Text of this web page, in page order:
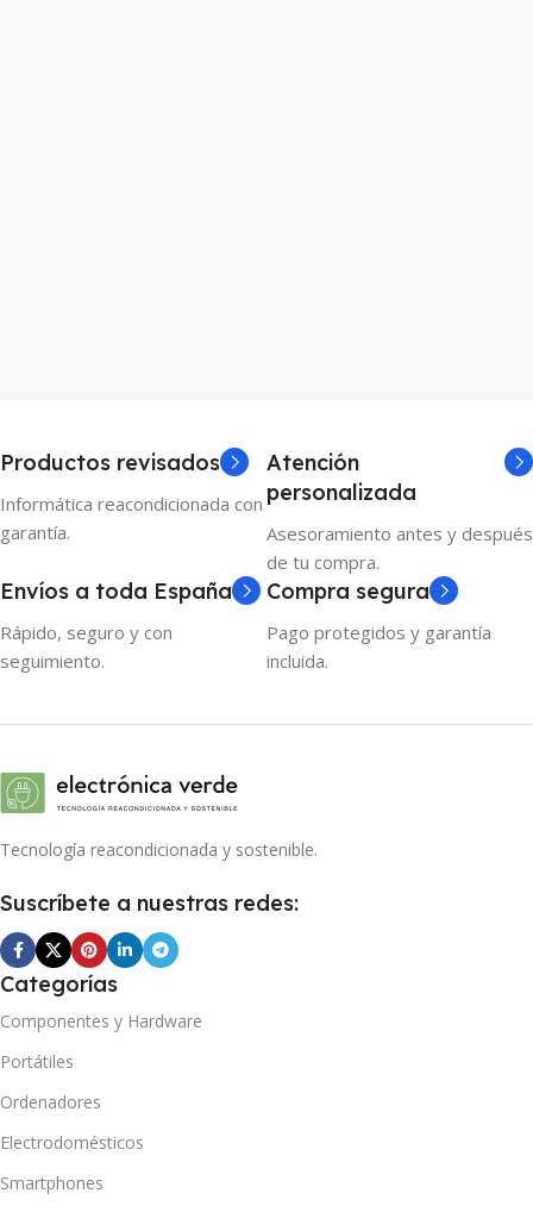
Productos revisados
Informática reacondicionada con
garantía.
Atención
personalizada
Asesoramiento antes y después
de tu compra.
Envíos a toda España
Rápido, seguro y con
seguimiento.
Compra segura
Pago protegidos y garantía
incluida.
Tecnología reacondicionada y sostenible.
Suscríbete a nuestras redes:
Categorías
Componentes y Hardware
Portátiles
Ordenadores
Electrodomésticos
Smartphones